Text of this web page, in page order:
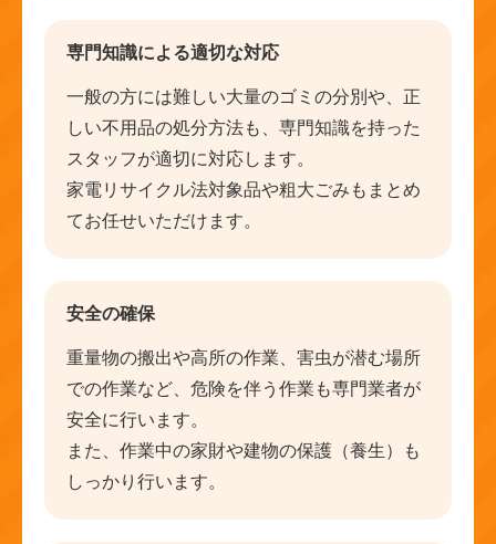
専門知識による適切な対応
一般の方には難しい大量のゴミの分別や、正
しい不用品の処分方法も、専門知識を持った
スタッフが適切に対応します。
家電リサイクル法対象品や粗大ごみもまとめ
てお任せいただけます。
安全の確保
重量物の搬出や高所の作業、害虫が潜む場所
での作業など、危険を伴う作業も専門業者が
安全に行います。
また、作業中の家財や建物の保護（養生）も
しっかり行います。